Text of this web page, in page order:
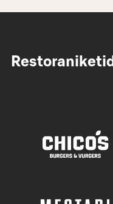
Restoraniketid